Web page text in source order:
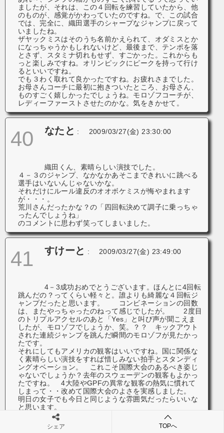
ましたが、それは、この４回転を練習していたから、他
のものが、感覚がかわっていたのですね。で、この試合
では、完全に、織田選手のシャープなジャンプに戻って
いましたね。
ザヤックミスはそのうち名前かえられて、オダミスとか
になっちゃうかもしれないけど、最後まで、テンポを落
とさず、スタミナ切れもせず、すごかった。これからも
っと楽しみですね。オリンピックにピークを持って行け
るといいですね。
でも３わく取れて良かったですね。お疲れさまでした。
お母さんコーチに最初に抱きついたところ、お母さん、
ものすごく嬉しかったでしょうね。モロゾフコーチが、
レディーファーストさせたのかな。気をきかせて。
40 なたと : 2009/03/27(金) 23:30:00
織田くん、素晴らしい演技でした。
４－３のジャンプ、なかなかあそこまできれいに跳べる
選手はいないんじゃないかな。
それだけにルール違反のオオボケミスが悔やまれます
が・・・。
荒川さんだったかな？の「四回転決めて調子に乗っちゃ
ったんでしょうね」
のコメントに思わず笑ってしまいました。
41 すけーと : 2009/03/27(金) 23:49:00
4－3成功おめでとうございます。ほんと に4回転
跳んだの？ってくらい軽々と。誰よりも綺麗な４回転ジ
ャンプだったと思います。 コンビネーションの回数
は、またやっちゃったのねって感じでしたが。 2度目
のトリプルアクセルのあと「Yes 」と叫び声が聞こえま
したが、モロゾフでしょうか、笑。？？ キックアウト
された連続ジャンプを跳んだ瞬間のモロゾフが見たかっ
たです。
それにしてもアメリカの観客はいいですね。国に関係な
く素晴らしい演技をすれば惜しみない拍手とスタンディ
ングオベーション。 これこそ国際大会のあるべき姿じ
ゃないでしょうか？去年のスウェーデンの観客もよかっ
たですね。 4大陸やGPFの異常な観客の熱気に慣れて
しまって・・改めて国際大会のよさを実感しました。
明日の女子でも今日と同じような雰囲気だったらいいな
と思います。
シェア TOPへ